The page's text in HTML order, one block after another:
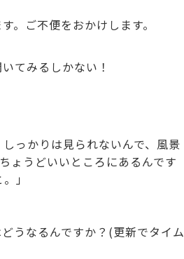
。ご不便をおかけします。
てみるしかない！
っかりは見られないんで、風景
ょうどいいところにあるんです
」
うなるんですか？(更新でタイム